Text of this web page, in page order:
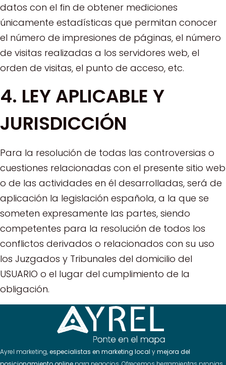
datos con el fin de obtener mediciones
únicamente estadísticas que permitan conocer
el número de impresiones de páginas, el número
de visitas realizadas a los servidores web, el
orden de visitas, el punto de acceso, etc.
4. LEY APLICABLE Y
JURISDICCIÓN
Para la resolución de todas las controversias o
cuestiones relacionadas con el presente sitio web
o de las actividades en él desarrolladas, será de
aplicación la legislación española, a la que se
someten expresamente las partes, siendo
competentes para la resolución de todos los
conflictos derivados o relacionados con su uso
los Juzgados y Tribunales del domicilio del
USUARIO o el lugar del cumplimiento de la
obligación.
Ayrel marketing,especialistas en marketing local ymejora del